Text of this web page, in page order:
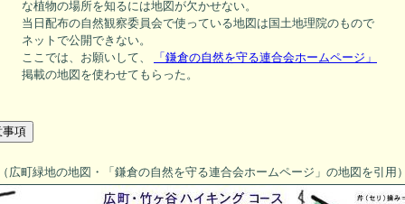
な植物の場所を知るには地図が欠かせない。
当日配布の自然観察委員会で使っている地図は国土地理院のもので
ネットで公開できない。
ここでは、お願いして、
「鎌倉の自然を守る連合会ホームページ」
掲載の地図を使わせてもらった。
（広町緑地の地図・「鎌倉の自然を守る連合会ホームページ」の地図を引用